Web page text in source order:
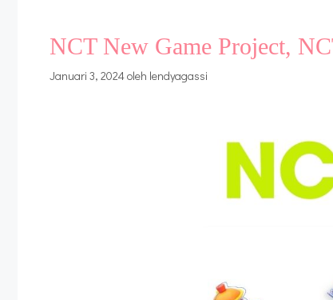
NCT New Game Project,
Januari 3, 2024oleh lendyagassi